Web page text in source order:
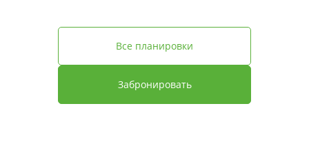
Забронировать
Все планировки